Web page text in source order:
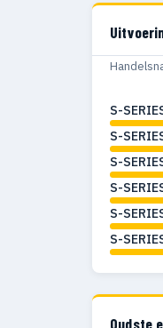
S-
S-
S-
S-
S-
S-
Oudste